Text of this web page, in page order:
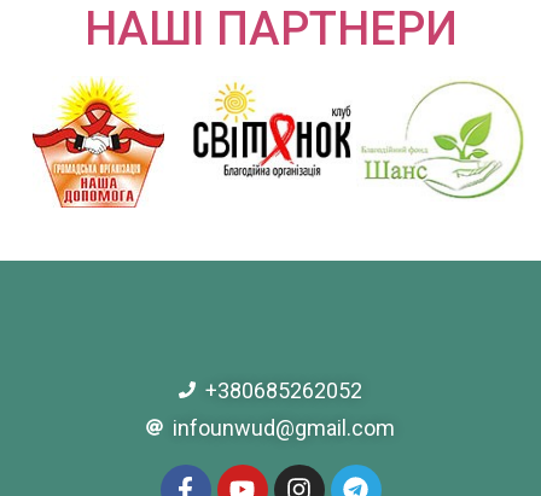
НАШІ ПАРТНЕРИ
+380685262052
infounwud@gmail.com